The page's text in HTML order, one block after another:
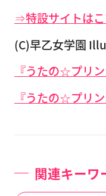
⇒特設サイトはこ
(C)早乙女学園
『うたの☆プリ
『うたの☆プリ
関連キーワ